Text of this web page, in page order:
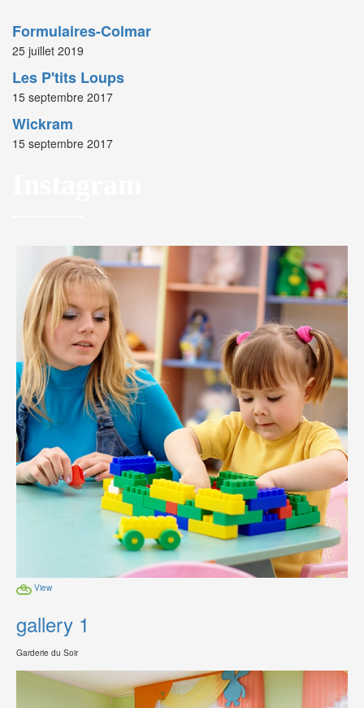
Formulaires-Colmar
25 juillet 2019
Les P'tits Loups
15 septembre 2017
Wickram
15 septembre 2017
View
gallery 1
Garderie du Soir